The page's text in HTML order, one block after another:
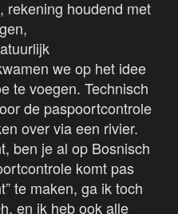
rekening houdend met
we op het idee
te voegen. Technisch
de paspoortcontrole
over via een rivier.
ben je al op Bosnisch
komt pas
te maken, ga ik toch
en ik heb ook alle